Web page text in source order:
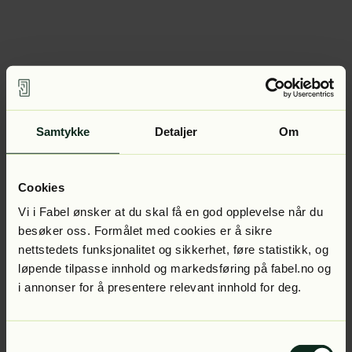
Samtykke Detaljer Om
Cookies
Vi i Fabel ønsker at du skal få en god opplevelse når du
besøker oss. Formålet med cookies er å sikre
nettstedets funksjonalitet og sikkerhet, føre statistikk, og
løpende tilpasse innhold og markedsføring på fabel.no og
i annonser for å presentere relevant innhold for deg.